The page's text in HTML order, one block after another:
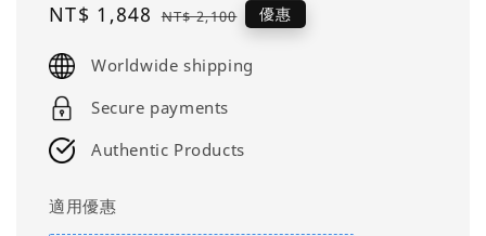
Sale
NT$ 1,848 Regular
NT$ 2,100 優惠
Worldwide shipping
Secure payments
Authentic Products
適用優惠